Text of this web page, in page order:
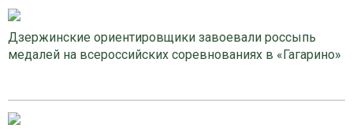
Дзержинские ориентировщики завоевали россыпь
медалей на всероссийских соревнованиях в «Гагарино»